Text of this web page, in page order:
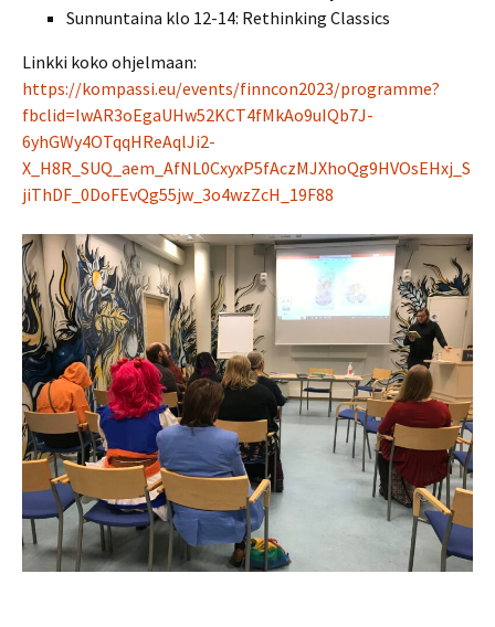
Sunnuntaina klo 12-14: Rethinking Classics
Linkki koko ohjelmaan:
https://kompassi.eu/events/finncon2023/programme?
fbclid=IwAR3oEgaUHw52KCT4fMkAo9uIQb7J-
6yhGWy4OTqqHReAqlJi2-
X_H8R_SUQ_aem_AfNL0CxyxP5fAczMJXhoQg9HVOsEHxj_S
jiThDF_0DoFEvQg55jw_3o4wzZcH_19F88